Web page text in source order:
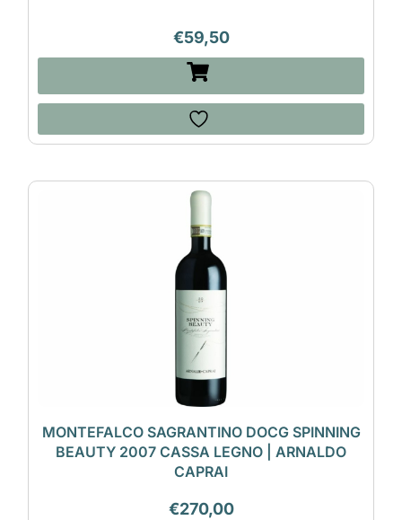
€59,50
MONTEFALCO SAGRANTINO DOCG SPINNING
BEAUTY 2007 CASSA LEGNO | ARNALDO
CAPRAI
€270,00